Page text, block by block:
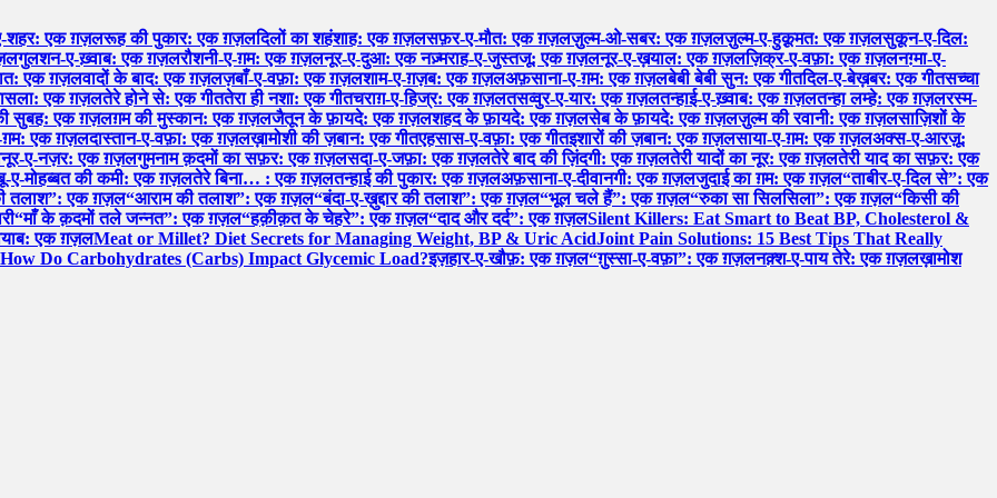
शहर: एक ग़ज़लरूह की पुकार: एक ग़ज़लदिलों का शहंशाह: एक ग़ज़लसफ़र-ए-मौत: एक ग़ज़लज़ुल्म-ओ-सबर: एक ग़ज़लज़ुल्म-ए-हुक़ूमत: एक ग़ज़लसुकून-ए-दिल:
गुलशन-ए-ख़्वाब: एक ग़ज़लरौशनी-ए-ग़म: एक ग़ज़लनूर-ए-दुआ: एक नज़्मराह-ए-जुस्तजू: एक ग़ज़लनूर-ए-ख़याल: एक ग़ज़लज़िक्र-ए-वफ़ा: एक ग़ज़लनग़्मा-ए-
एक ग़ज़लवादों के बाद: एक ग़ज़लज़बाँ-ए-वफ़ा: एक ग़ज़लशाम-ए-ग़ज़ब: एक ग़ज़लअफ़साना-ए-ग़म: एक ग़ज़लबेबी बेबी सुन: एक गीतदिल-ए-बेख़बर: एक गीतसच्चा
एक ग़ज़लतेरे होने से: एक गीततेरा ही नशा: एक गीतचराग़-ए-हिज्र: एक ग़ज़लतसव्वुर-ए-यार: एक ग़ज़लतन्हाई-ए-ख़्वाब: एक ग़ज़लतन्हा लम्हे: एक ग़ज़लरस्म-
सुबह: एक ग़ज़लग़म की मुस्कान: एक ग़ज़लजैतून के फ़ायदे: एक ग़ज़लशहद के फ़ायदे: एक ग़ज़लसेब के फ़ायदे: एक ग़ज़लज़ुल्म की रवानी: एक ग़ज़लसाज़िशों के
ग़म: एक ग़ज़लदास्तान-ए-वफ़ा: एक ग़ज़लख़ामोशी की ज़बान: एक गीतएहसास-ए-वफ़ा: एक गीतइशारों की ज़बान: एक ग़ज़लसाया-ए-ग़म: एक ग़ज़लअक्स-ए-आरज़ू:
नूर-ए-नज़र: एक ग़ज़लगुमनाम क़दमों का सफ़र: एक ग़ज़लसदा-ए-जफ़ा: एक ग़ज़लतेरे बाद की ज़िंदगी: एक ग़ज़लतेरी यादों का नूर: एक ग़ज़लतेरी याद का सफ़र: एक
ए-मोहब्बत की कमी: एक ग़ज़लतेरे बिना… : एक ग़ज़लतन्हाई की पुकार: एक ग़ज़लअफ़साना-ए-दीवानगी: एक ग़ज़लजुदाई का ग़म: एक ग़ज़ल“ताबीर-ए-दिल से”: एक
तलाश”: एक ग़ज़ल“आराम की तलाश”: एक ग़ज़ल“बंदा-ए-ख़ुद्दार की तलाश”: एक ग़ज़ल“भूल चले हैं”: एक ग़ज़ल“रुका सा सिलसिला”: एक ग़ज़ल“किसी की
“माँ के क़दमों तले जन्नत”: एक ग़ज़ल“हक़ीक़त के चेहरे”: एक ग़ज़ल“दाद और दर्द”: एक ग़ज़लSilent Killers: Eat Smart to Beat BP, Cholesterol &
एक ग़ज़लMeat or Millet? Diet Secrets for Managing Weight, BP & Uric AcidJoint Pain Solutions: 15 Best Tips That Really
How Do Carbohydrates (Carbs) Impact Glycemic Load?इज़हार-ए-खौफ़: एक ग़ज़ल“ग़ुस्सा-ए-वफ़ा”: एक ग़ज़लनक़्श-ए-पाय तेरे: एक ग़ज़लख़ामोश